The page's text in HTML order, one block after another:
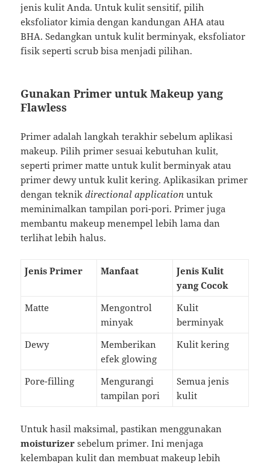
jenis kulit Anda. Untuk kulit sensitif, pilih
eksfoliator kimia dengan kandungan AHA atau
BHA. Sedangkan untuk kulit berminyak, eksfoliator
fisik seperti scrub bisa menjadi pilihan.
Gunakan Primer untuk Makeup yang
Flawless
Primer adalah langkah terakhir sebelum aplikasi
makeup. Pilih primer sesuai kebutuhan kulit,
seperti primer matte untuk kulit berminyak atau
primer dewy untuk kulit kering. Aplikasikan primer
dengan teknikdirectional application untuk
meminimalkan tampilan pori-pori. Primer juga
membantu makeup menempel lebih lama dan
terlihat lebih halus.
Jenis Primer Manfaat
Jenis Kulit
yang Cocok
Matte
Mengontrol
minyak
Kulit
berminyak
Dewy
Memberikan
efek glowing
Kulit kering
Pore-filling
Mengurangi
tampilan pori
Semua jenis
kulit
Untuk hasil maksimal, pastikan menggunakan
moisturizer sebelum primer. Ini menjaga
kelembapan kulit dan membuat makeup lebih